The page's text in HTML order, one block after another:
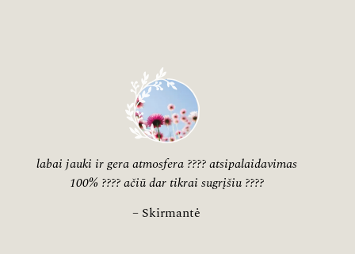
labai jauki ir gera atmosfera ???? atsipalaidavimas
100% ???? ačiū dar tikrai sugrįšiu ????
– Skirmantė